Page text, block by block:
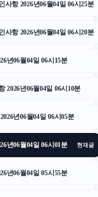
항 2026년06월04일 06시25분
항 2026년06월04일 06시20분
년06월04일 06시15분
2026년06월04일 06시10분
년06월04일 06시05분
년06월04일 06시01분 현재글
년06월04일 05시55분